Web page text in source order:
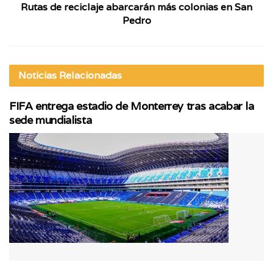
Rutas de reciclaje abarcarán más colonias en San
Pedro
Noticias Relacionadas
FIFA entrega estadio de Monterrey tras acabar la
sede mundialista